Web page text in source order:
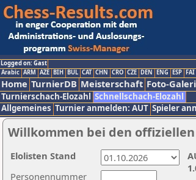
Logged on: Gast
Arabic ARM AZE BIH BUL CAT CHN CRO CZE DEN ENG ESP FAI
Home TurnierDB Meisterschaft Foto-
Turnierschach-Elozahl Schnellschach-Elozahl
Allgemeines Turnier anmelden: AUT Spieler
Willkommen bei den offiziellen
Personennummer
Elolisten Stand